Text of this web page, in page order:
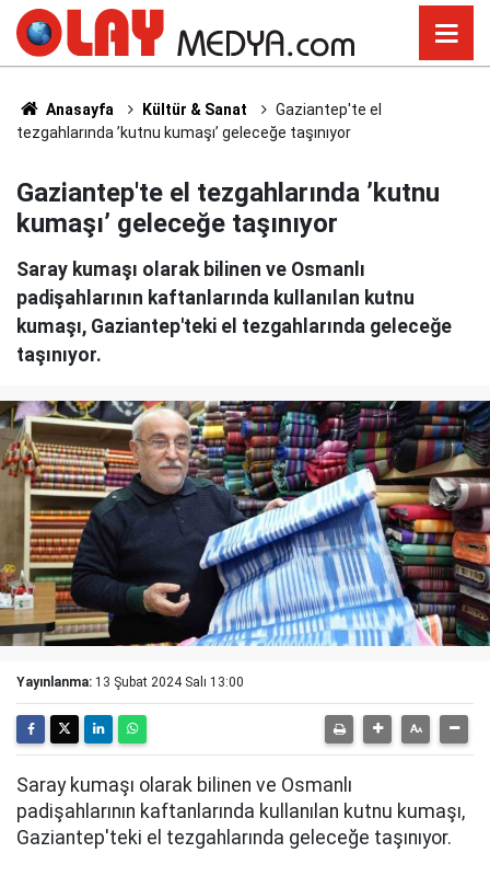
Anasayfa Kültür & Sanat
Gaziantep'te el
tezgahlarında ’kutnu kumaşı’ geleceğe taşınıyor
Gaziantep'te el tezgahlarında ’kutnu
kumaşı’ geleceğe taşınıyor
Saray kumaşı olarak bilinen ve Osmanlı
padişahlarının kaftanlarında kullanılan kutnu
kumaşı, Gaziantep'teki el tezgahlarında geleceğe
taşınıyor.
Yayınlanma: 13 Şubat 2024 Salı 13:00
Saray kumaşı olarak bilinen ve Osmanlı
padişahlarının kaftanlarında kullanılan kutnu kumaşı,
Gaziantep'teki el tezgahlarında geleceğe taşınıyor.